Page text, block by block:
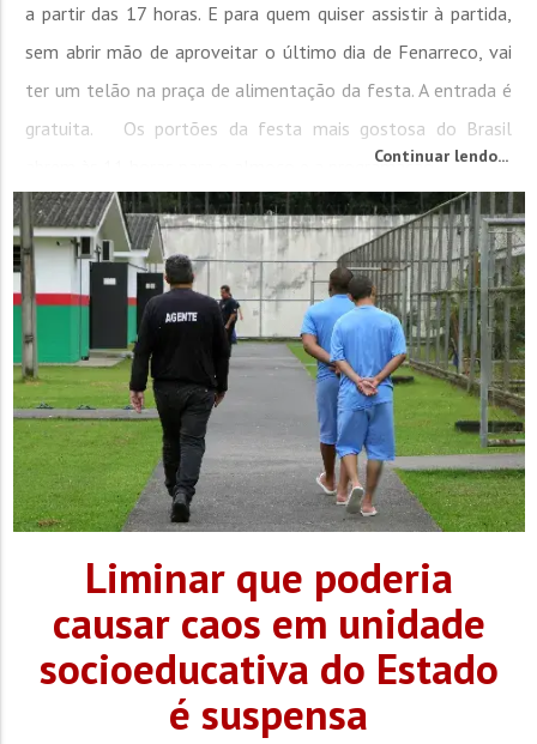
a partir das 17 horas. E para quem quiser assistir à partida,
sem abrir mão de aproveitar o último dia de Fenarreco, vai
ter um telão na praça de alimentação da festa. A entrada é
gratuita. Os portões da festa mais gostosa do Brasil
abrem às 11 horas para o almoço e a programação...
Continuar lendo...
Liminar que poderia
causar caos em unidade
socioeducativa do Estado
é suspensa